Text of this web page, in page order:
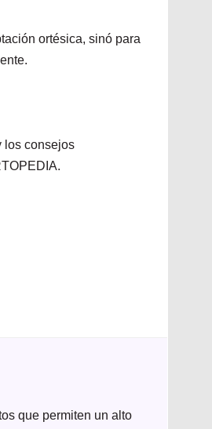
ortésica, sinó para
los consejos
que permiten un alto